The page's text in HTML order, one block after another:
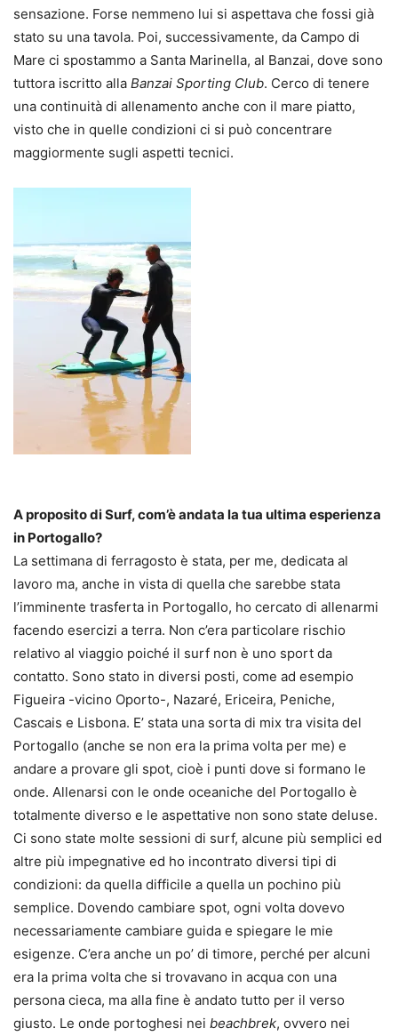
sensazione. Forse nemmeno lui si aspettava che fossi già
stato su una tavola. Poi, successivamente, da Campo di
Mare ci spostammo a Santa Marinella, al Banzai, dove sono
tuttora iscritto alla Banzai Sporting Club. Cerco di tenere
una continuità di allenamento anche con il mare piatto,
visto che in quelle condizioni ci si può concentrare
maggiormente sugli aspetti tecnici.
A proposito di Surf, com’è andata la tua ultima esperienza
in Portogallo?
La settimana di ferragosto è stata, per me, dedicata al
lavoro ma, anche in vista di quella che sarebbe stata
l’imminente trasferta in Portogallo, ho cercato di allenarmi
facendo esercizi a terra. Non c’era particolare rischio
relativo al viaggio poiché il surf non è uno sport da
contatto. Sono stato in diversi posti, come ad esempio
Figueira -vicino Oporto-, Nazaré, Ericeira, Peniche,
Cascais e Lisbona. E’ stata una sorta di mix tra visita del
Portogallo (anche se non era la prima volta per me) e
andare a provare gli spot, cioè i punti dove si formano le
onde. Allenarsi con le onde oceaniche del Portogallo è
totalmente diverso e le aspettative non sono state deluse.
Ci sono state molte sessioni di surf, alcune più semplici ed
altre più impegnative ed ho incontrato diversi tipi di
condizioni: da quella difficile a quella un pochino più
semplice. Dovendo cambiare spot, ogni volta dovevo
necessariamente cambiare guida e spiegare le mie
esigenze. C’era anche un po’ di timore, perché per alcuni
era la prima volta che si trovavano in acqua con una
persona cieca, ma alla fine è andato tutto per il verso
giusto. Le onde portoghesi nei beachbrek, ovvero nei